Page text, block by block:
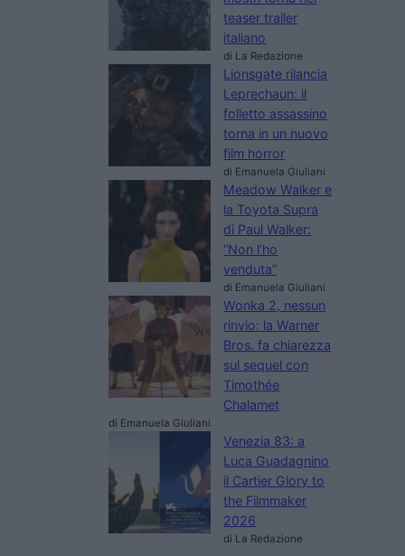
teaser trailer
italiano
di La Redazione
Lionsgate rilancia
Leprechaun: il
folletto assassino
torna in un nuovo
film horror
di Emanuela Giuliani
Meadow Walker e
la Toyota Supra
di Paul Walker:
“Non l’ho
venduta”
di Emanuela Giuliani
Wonka 2, nessun
rinvio: la Warner
Bros. fa chiarezza
sul sequel con
Timothée
Chalamet
di Emanuela Giuliani
Venezia 83: a
Luca Guadagnino
il Cartier Glory to
the Filmmaker
2026
di La Redazione